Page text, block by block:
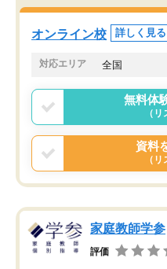
オンライン校 詳しく見る
対応エリア 全国
無料体
（
資料
（
家庭教師学参
評価